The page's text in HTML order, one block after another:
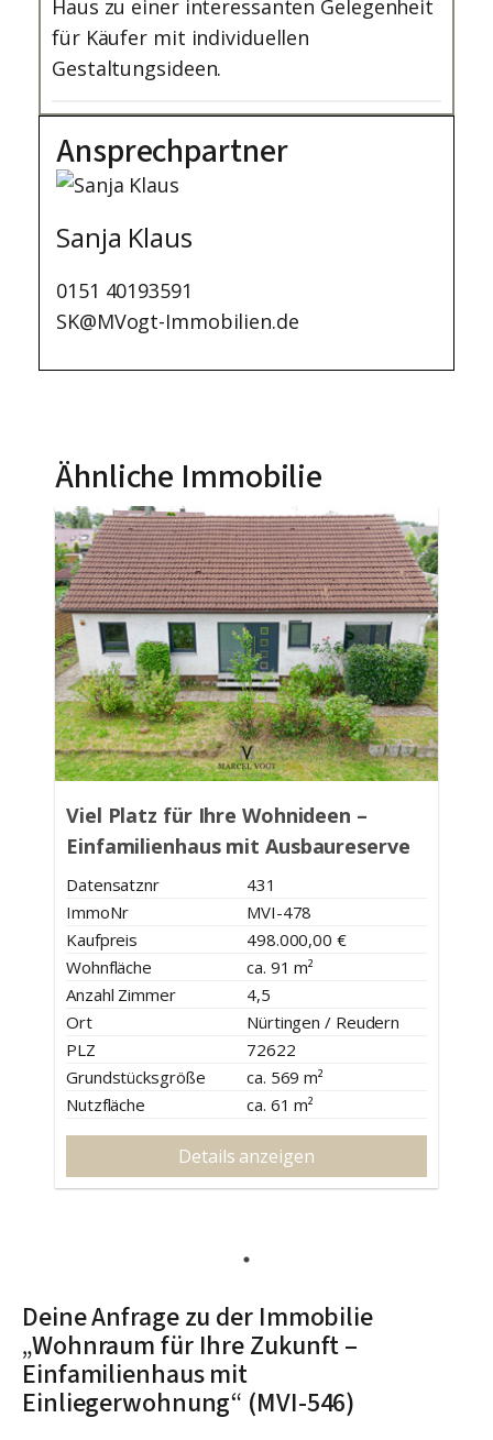
Haus zu einer interessanten Gelegenheit
für Käufer mit individuellen
Gestaltungsideen.
Ansprechpartner
Sanja Klaus
0151 40193591
SK@MVogt-Immobilien.de
Ähnliche Immobilie
Viel Platz für Ihre Wohnideen –
Einfamilienhaus mit Ausbaureserve
und großem Garten
Datensatznr
431
ImmoNr
MVI-478
Kaufpreis
498.000,00 €
Wohnfläche
ca. 91 m²
Anzahl Zimmer
4,5
Ort
Nürtingen / Reudern
PLZ
72622
Grundstücksgröße
ca. 569 m²
Nutzfläche
ca. 61 m²
Details anzeigen
Deine Anfrage zu der Immobilie
„Wohnraum für Ihre Zukunft –
Einfamilienhaus mit
Einliegerwohnung“ (MVI-546)